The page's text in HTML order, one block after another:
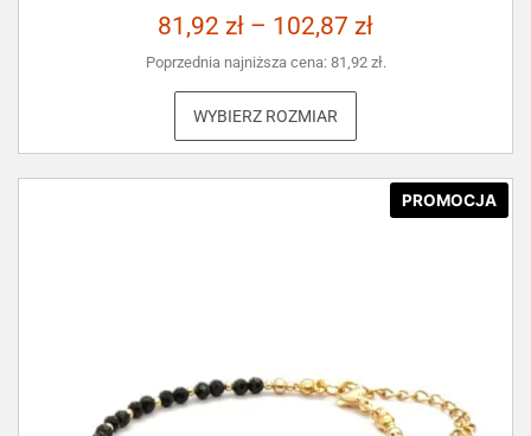
81,92 zł – 102,87 zł
Poprzednia najniższa cena: 81,92 zł.
WYBIERZ ROZMIAR
PROMOCJA